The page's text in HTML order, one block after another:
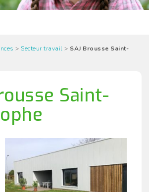
> Secteur travail > SAJ Brousse Saint-
Saint-